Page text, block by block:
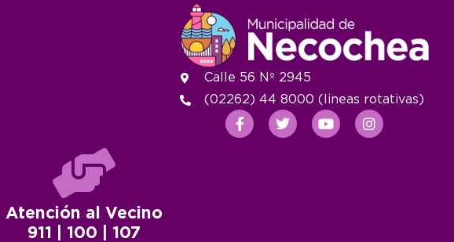
Atención al Vecino
911 | 100 | 107
Calle 56 Nº 2945
(02262) 44 8000 (lineas rotativas)